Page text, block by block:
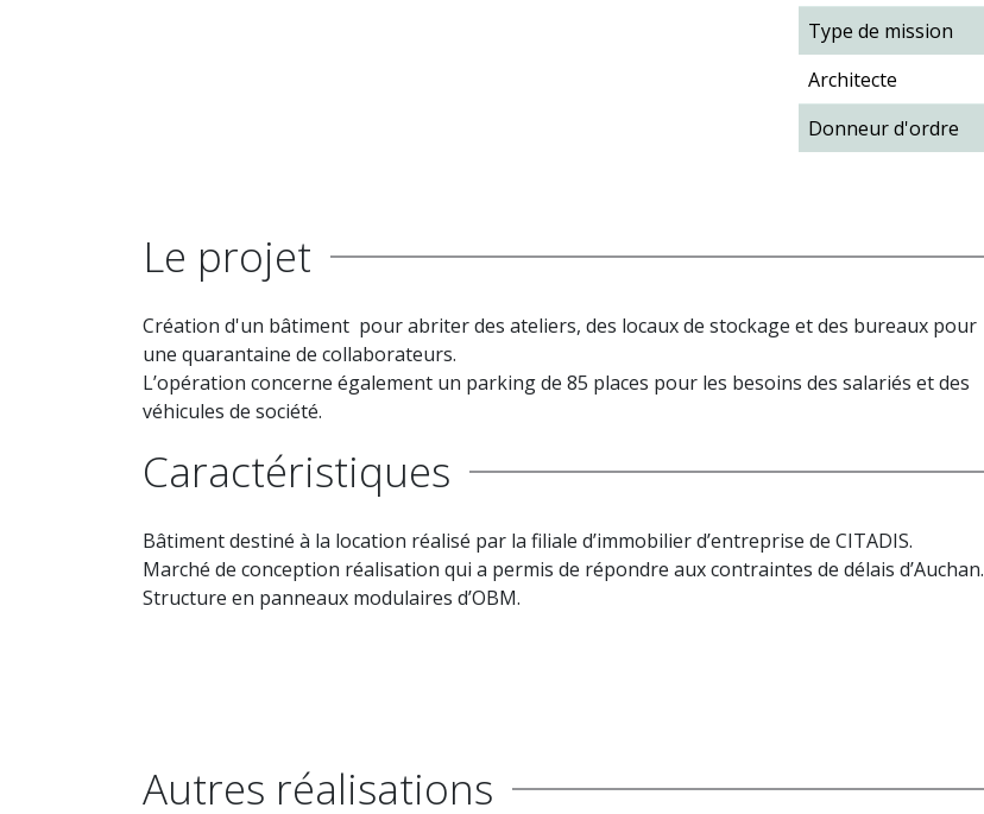
Type de mission
Architecte
Donneur d'ordre
Le projet
Création d'un bâtiment pour abriter des ateliers, des locaux de stockage et des bureaux pour
une quarantaine de collaborateurs.
L’opération concerne également un parking de 85 places pour les besoins des salariés et des
véhicules de société.
Caractéristiques
Bâtiment destiné à la location réalisé par la filiale d’immobilier d’entreprise de CITADIS.
Marché de conception réalisation qui a permis de répondre aux contraintes de délais d’Auchan.
Structure en panneaux modulaires d’OBM.
Autres réalisations